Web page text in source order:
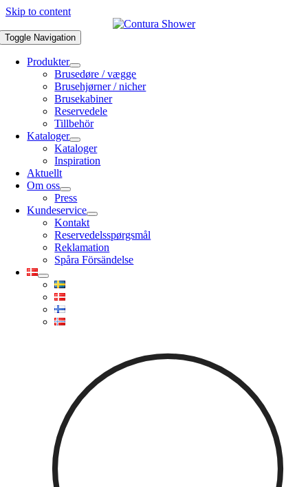
Skip to content
Toggle Navigation
Produkter
Brusedøre / vægge
Brusehjørner / nicher
Brusekabiner
Reservedele
Tillbehör
Kataloger
Kataloger
Inspiration
Aktuellt
Om oss
Press
Kundeservice
Kontakt
Reservedelsspørgsmål
Reklamation
Spåra Försändelse